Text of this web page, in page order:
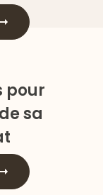
pour
sa